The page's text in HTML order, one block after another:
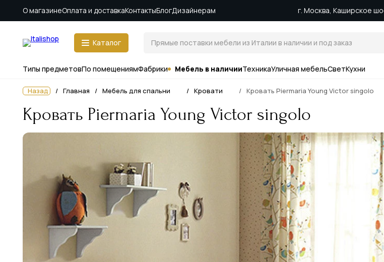
О магазинеОплата и доставкаКонтактыБлогДизайнерам г. Москва, Каширское
Каталог
Типы предметовПо помещениямФабрики Мебель в наличииТехникаУличная мебельСветКухни
Назад Главная Мебель для спальни Кровати Кровать Piermaria Young Victor singolo
Кровать Piermaria Young Victor singolo